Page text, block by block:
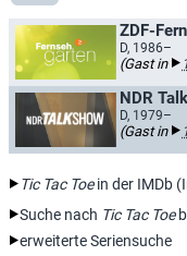
D, 1986–
(Gast in
NDR
D, 1979–
(Gast in
Tic Tac Toein der IMDb
Suche nach Tic Tac Toe
erweiterte Seriensuche